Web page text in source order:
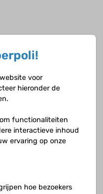
over aan hun
over aan hun
voor
hieronder de
functionaliteiten
interactieve inhoud
ervaring op onze
hoe bezoekers